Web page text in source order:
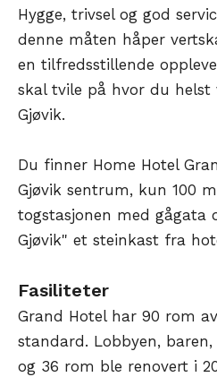
Hygge, trivsel og god
denne måten håper
en tilfredsstillende
skal tvile på hvor du
Gjøvik.
Du finner Home Hotel
Gjøvik sentrum, kun 100
togstasjonen med gågata
Gjøvik" et steinkast fra
Fasiliteter
Grand Hotel har 90 rom
standard. Lobbyen,
og 36 rom ble renovert i